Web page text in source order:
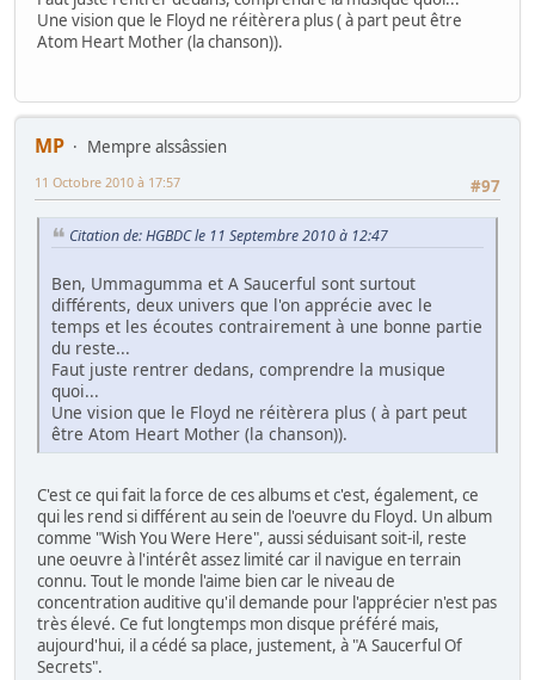
Une vision que le Floyd ne réitèrera plus ( à part peut être
Atom Heart Mother (la chanson)).
MP
Mempre alssâssien
#97
11 Octobre 2010 à 17:57
Citation de: HGBDC le 11 Septembre 2010 à 12:47
Ben, Ummagumma et A Saucerful sont surtout
différents, deux univers que l'on apprécie avec le
temps et les écoutes contrairement à une bonne partie
du reste...
Faut juste rentrer dedans, comprendre la musique
quoi...
Une vision que le Floyd ne réitèrera plus ( à part peut
être Atom Heart Mother (la chanson)).
C'est ce qui fait la force de ces albums et c'est, également, ce
qui les rend si différent au sein de l'oeuvre du Floyd. Un album
comme "Wish You Were Here", aussi séduisant soit-il, reste
une oeuvre à l'intérêt assez limité car il navigue en terrain
connu. Tout le monde l'aime bien car le niveau de
concentration auditive qu'il demande pour l'apprécier n'est pas
très élevé. Ce fut longtemps mon disque préféré mais,
aujourd'hui, il a cédé sa place, justement, à "A Saucerful Of
Secrets".